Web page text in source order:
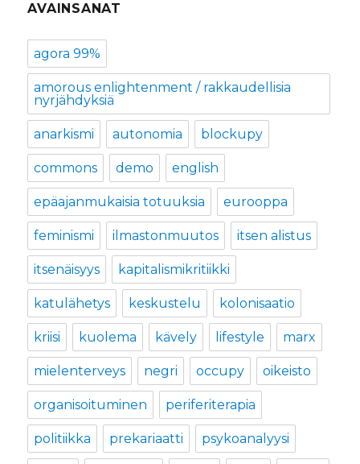
AVAINSANAT
agora 99%
amorous enlightenment / rakkaudellisia
nyrjähdyksiä
anarkismi autonomia blockupy
commons demo english
epäajanmukaisia totuuksia eurooppa
feminismi ilmastonmuutos itsen alistus
itsenäisyys kapitalismikritiikki
katulähetys keskustelu kolonisaatio
kriisi kuolema kävely lifestyle marx
mielenterveys negri occupy oikeisto
organisoituminen periferiterapia
politiikka prekariaatti psykoanalyysi